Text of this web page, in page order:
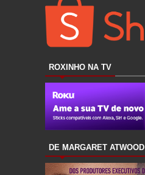
ROXINHO NA TV
DE MARGARET ATWOOD